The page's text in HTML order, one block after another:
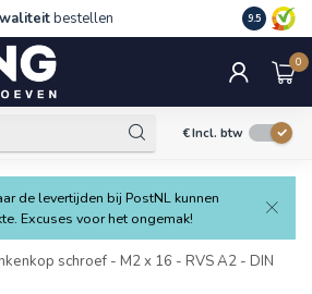
bestellen 9.5
0
€Incl. btw
de levertijden bij PostNL kunnen
Excuses voor het ongemak!
schroef - M2 x 16 - RVS A2 - DIN